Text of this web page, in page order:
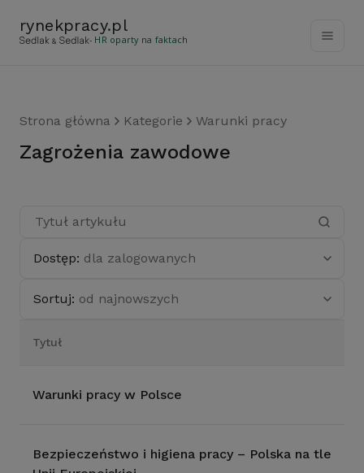
rynekpracy.pl
- HR oparty na faktach
Strona główna Kategorie Warunki pracy
zagrożenia zawodowe
Dostęp: dla zalogowanych
Sortuj: od najnowszych
Tytuł
Warunki pracy w Polsce
Bezpieczeństwo i higiena pracy – Polska na tle